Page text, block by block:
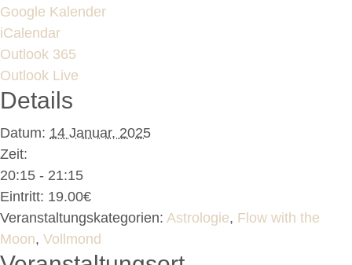
Google Kalender
iCalendar
Outlook 365
Outlook Live
Details
Datum: 14 Januar, 2025
Zeit:
20:15 - 21:15
Eintritt: 19.00€
Veranstaltungskategorien: Astrologie, Flow with the
Moon, Vollmond